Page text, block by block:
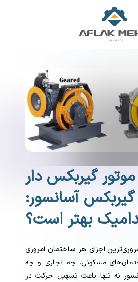
گیربکس دار
آسانسور:
بهتر است؟
اجزای هر ساختمان امروزی
مسکونی، چه تجاری و چه
نه تنها باعث تسهیل حرکت در